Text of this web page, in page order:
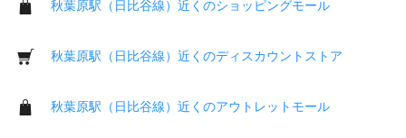
秋葉原駅（日比谷線）近くのショッピングモール
秋葉原駅（日比谷線）近くのディスカウントストア
秋葉原駅（日比谷線）近くのアウトレットモール